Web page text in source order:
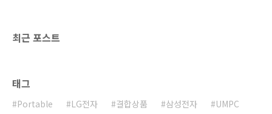
최근 포스트
태그
Portable LG전자 결합상품 삼성전자
UMPC